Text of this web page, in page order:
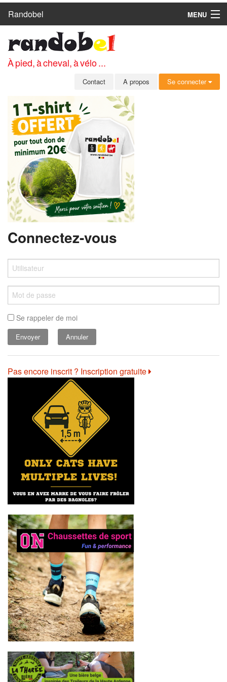
Randobel
MENU
CIRCUITS
CLUBS
MEMBRES
SE CONNECTER
INSCRIPTION GRATUITE
MOT DE PASSE OUBLIÉ
À pied, à cheval, à vélo ...
Contact A propos Se connecter
Connectez-vous
Se rappeler de moi
Annuler
Pas encore inscrit ? Inscription gratuite